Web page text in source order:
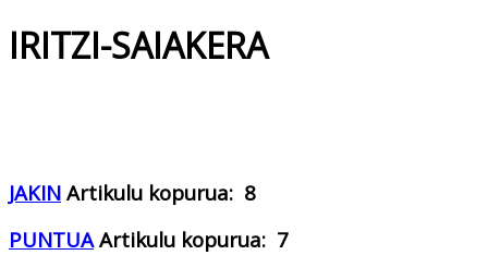
IRITZI-SAIAKERA
JAKIN Artikulu kopurua: 8
PUNTUA Artikulu kopurua: 7